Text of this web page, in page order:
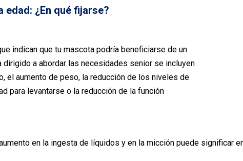
edad: ¿En qué fijarse?
indican que tu mascota podría beneficiarse de un
dirigido a abordar las necesidades senior se incluyen
el aumento de peso, la reducción de los niveles de
para levantarse o la reducción de la función
en la ingesta de líquidos y en la micción puede significar